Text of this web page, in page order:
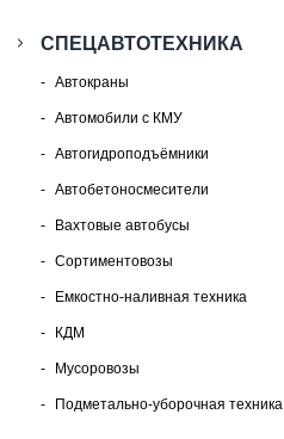
СПЕЦАВТОТЕХНИКА
Автокраны
Автомобили с КМУ
Автогидроподъёмники
Автобетоносмесители
Вахтовые автобусы
Сортиментовозы
Емкостно-наливная техника
КДМ
Мусоровозы
Подметально-уборочная техника